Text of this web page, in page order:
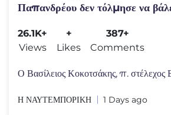
Παπανδρέου δεν τόλμησε να
26.1K+
Views
+
Likes
387+
Comments
Ο Βασίλειος Κοκοτσάκης, π.
Η ΝΑΥΤΕΜΠΟΡΙΚΗ 1 Days ago